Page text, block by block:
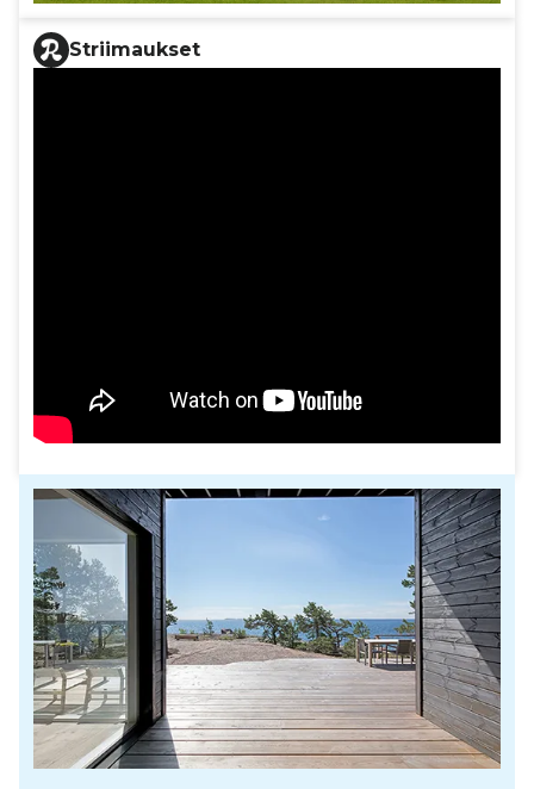
Striimaukset